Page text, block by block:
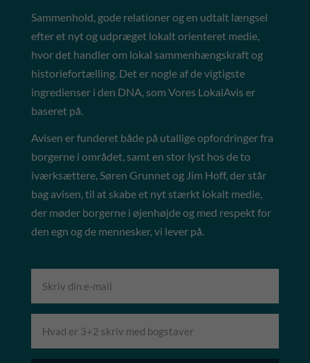
Sammenhold, gode relationer og en udtalt længsel
efter et nyt og udpræget lokalt orienteret medie,
hvor det handler om lokal sammenhængskraft og
historiefortælling. Det er nogle af de vigtigste
ingredienser i den DNA, som Vores LokalAvis er
baseret på.
Avisen er funderet både på utallige opfordringer fra
borgerne i området, samt en stor lyst hos de to
iværksættere, Søren Grunnet og Jim Hoff, der står
bag avisen, til at skabe et nyt stærkt lokalt medie,
der møder borgerne i øjenhøjde og med respekt for
den egn og de mennesker, vi lever på.